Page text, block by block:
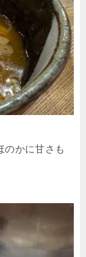
のかに甘さも